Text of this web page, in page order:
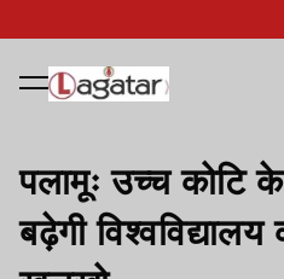
पलामूः उच्च कोटि
बढ़ेगी